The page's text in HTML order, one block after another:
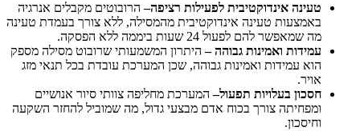
טעינה אינדוקטיבית לפעילות רציפה– הרובוטים מקבלים אנרגיה
באמצעות טעינה אינדוקטיבית מהמסילה, ללא צורך בעמדת טעינה
מה שמאפשר להם לפעול 24 שעות ביממה ללא הפסקה.
עמידות ואמינות גבוהה– היתרון המשמעותי שרובוט מסילה מספק
הוא עמידות ואמינות גבוהה, שכן המערכת עובדת בכל תנאי מזג
אויר.
חסכון בעלויות תפעול–המערכת מחליפה צוותי סיור אנושיים
ומפחיתה צורך בכוח אדם מבצעי גדול, מה שמוביל להחזר השקעה
וחיסכון.